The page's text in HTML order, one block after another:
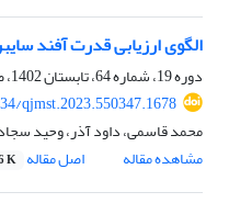
الگوی ارزیابی قدرت آفند
دوره 19، شماره 64، تابستان 1402، صفحه
qjmst.2023.550347.1678
محمد قاسمی، داود آذر، وحید
مشاهده مقاله
اصل مقاله K